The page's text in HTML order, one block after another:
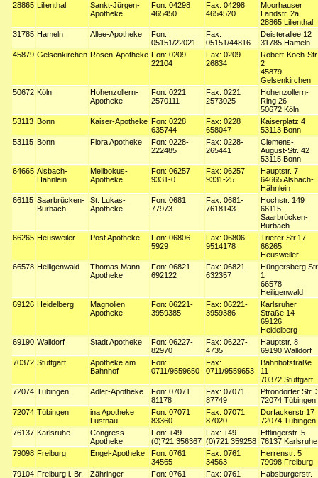
28865 Lilienthal
Sankt-Jürgen-
Apotheke
Fon: 04298
465450
Fax: 04298
4654520
Moorhauser
Landstr. 2a
28865 Lilienthal
31785 Hameln Allee-Apotheke
Fon:
05151/22021
Fax:
05151/44816
Deisterallee 12
31785 Hameln
45879 Gelsenkirchen Rosen-Apotheke Fon: 0209
22104
Fax: 0209
26834
Robert-Koch-Str.
2
45879
Gelsenkirchen
50672 Köln
Hohenzollern-
Apotheke
Fon: 0221
2570111
Fax: 0221
2573025
Hohenzollern-
Ring 26
50672 Köln
53113 Bonn Kaiser-Apotheke Fon: 0228
635744
Fax: 0228
658047
Kaiserplatz 4
53113 Bonn
53115 Bonn Flora Apotheke
Fon: 0228-
222485
Fax: 0228-
265441
Clemens-
August-Str. 42
53115 Bonn
64665 Alsbach-
Hähnlein
Melibokus-
Apotheke
Fon: 06257
9331-0
Fax: 06257
9331-25
Hauptstr. 7
64665 Alsbach-
Hähnlein
66115 Saarbrücken-
Burbach
St. Lukas-
Apotheke
Fon: 0681
77973
Fax: 0681-
7618143
Hochstr. 149
66115
Saarbrücken-
Burbach
66265 Heusweiler Post Apotheke
Fon: 06806-
5929
Fax: 06806-
9514178
Trierer Str.17
66265
Heusweiler
66578 Heiligenwald
Thomas Mann
Apotheke
Fon: 06821
692122
Fax: 06821
632357
Hüngersberg
1
66578
Heiligenwald
69126 Heidelberg
Magnolien
Apotheke
Fon: 06221-
3959385
Fax: 06221-
3959386
Karlsruher
Straße 14
69126
Heidelberg
69190 Walldorf Stadt Apotheke
Fon: 06227-
82970
Fax: 06227-
4735
Hauptstr. 8
69190 Walldorf
70372 Stuttgart
Apotheke am
Bahnhof
Fon:
0711/9559650
Fax:
0711/9559653
Bahnhofstraße
11
70372 Stuttgart
72074 Tübingen Adler-Apotheke
Fon: 07071
81178
Fax: 07071
87749
Pfrondorfer Str.
72074 Tübingen
72074 Tübingen
ina Apotheke
Lustnau
Fon: 07071
83360
Fax: 07071
87020
Dorfackerstr.17
72074 Tübingen
76137 Karlsruhe
Congress
Apotheke
Fon: +49
(0)721 356367
Fax: +49
(0)721 359258
Ettlingerstr. 5
76137 Karlsruhe
79098 Freiburg Engel-Apotheke
Fon: 0761
34565
Fax: 0761
34563
Herrenstr. 5
79098 Freiburg
79104 Freiburg i. Br.
Zähringer
Fon: 0761
Fax: 0761
Habsburgerstr.